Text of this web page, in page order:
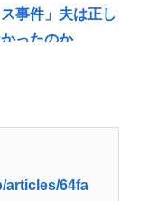
事件」夫は正し
ったのか
いの？
、今のキーボー
articles/64fa